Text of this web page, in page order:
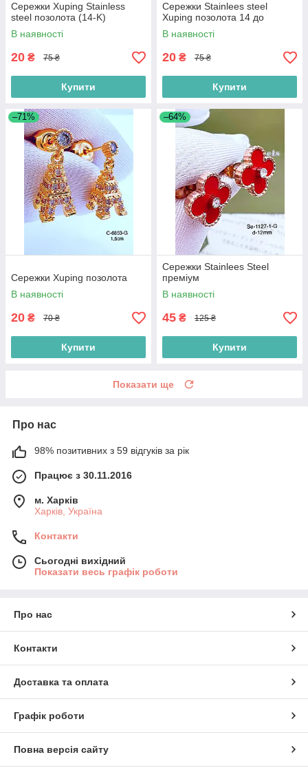
Сережки Xuping Stainless
steel позолота (14-K)
В наявності
20 ₴ 75 ₴
Купити
Сережки Stainlees steel
Xuping позолота 14 до
В наявності
20 ₴ 75 ₴
Купити
–71%
Сережки Xuping позолота
В наявності
20 ₴ 70 ₴
Купити
–64%
Сережки Stainlees Steel
преміум
В наявності
45 ₴ 125 ₴
Купити
Показати ще
Про нас
98% позитивних з 59 відгуків за рік
Працює з 30.11.2016
м. Харків
Харків, Україна
Контакти
Сьогодні вихідний
Показати весь графік роботи
Про нас
Контакти
Доставка та оплата
Графік роботи
Повна версія сайту